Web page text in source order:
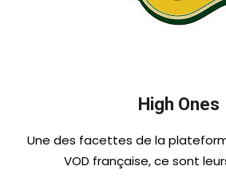
High Ones
Une des facettes de la
VOD française, ce sont